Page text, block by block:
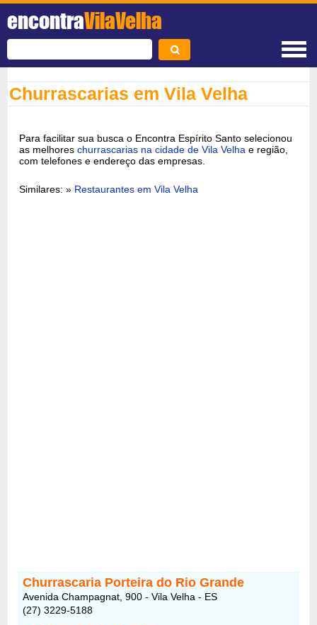
encontraVilaVelha
Churrascarias em Vila Velha
Para facilitar sua busca o Encontra Espírito Santo selecionou
as melhoreschurrascarias na cidade de Vila Velha e região,
com telefones e endereço das empresas.
Similares: » Restaurantes em Vila Velha
Churrascaria Porteira do Rio Grande
Avenida Champagnat, 900 - Vila Velha - ES
(27) 3229-5188